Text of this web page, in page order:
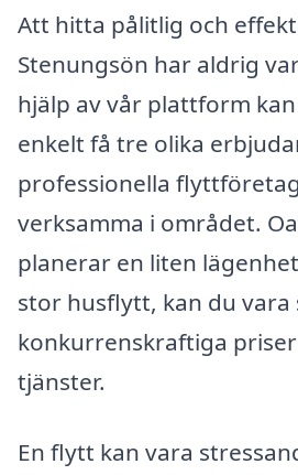
Att hitta pålitlig och
Stenungsön har aldrig
hjälp av vår plattform
enkelt få tre olika
professionella
verksamma i området.
planerar en liten
stor husflytt, kan du vara
konkurrenskraftiga
tjänster.
En flytt kan vara